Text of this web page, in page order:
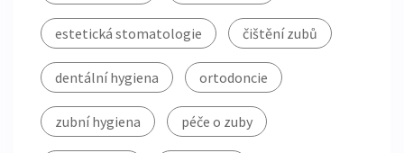
estetická stomatologie čištění zubů
dentální hygiena ortodoncie
zubní hygiena péče o zuby